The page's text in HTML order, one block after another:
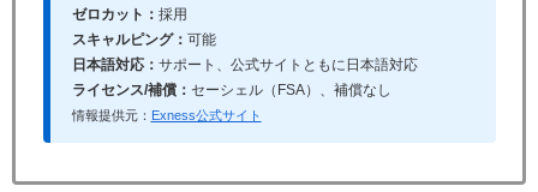
ゼロカット： 採用
スキャルピング： 可能
日本語対応： サポート、公式サイトともに日本語対応
ライセンス/補償： セーシェル（FSA）、補償なし
情報提供元： Exness公式サイト